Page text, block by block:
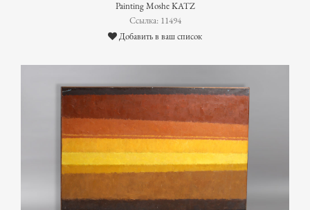
Painting Moshe KATZ
Ссылка: 11494
Добавить в ваш список